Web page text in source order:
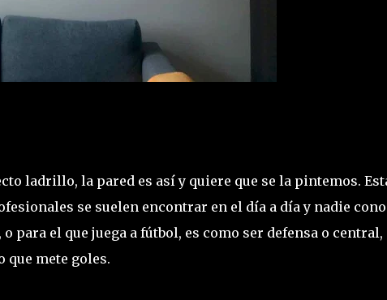
ladrillo, la pared es así y quiere que se la pintemos.
se suelen encontrar en el día a día y nadie
para el que juega a fútbol, es como ser defensa o central,
que mete goles.